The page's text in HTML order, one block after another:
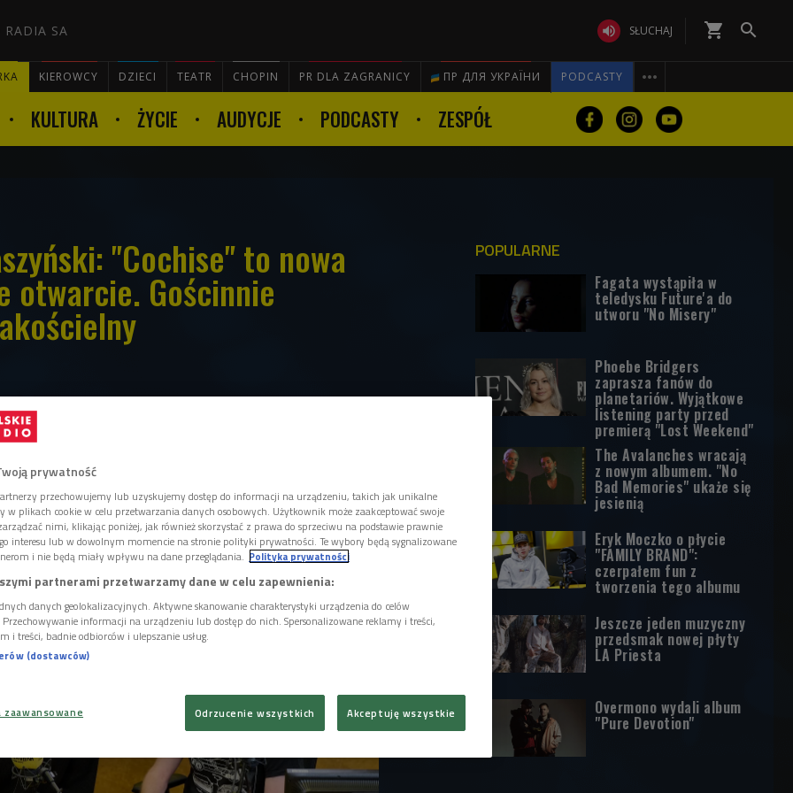
RADIA SA  SŁUCHAJ shopping_cart 
KIEROWCY DZIECI TEATR CHOPIN PR DLA ZAGRANICY ПР ДЛЯ УКРАЇНИ PODCASTY 

KULTURA ŻYCIE AUDYCJE PODCASTY ZESPÓŁ
"Cochise" to nowa
otwarcie. Gościnnie
zmianach składu zespół Cochise wraca z
krążkiem. - To przełomowa płyta i
- mówi w Czwórce Paweł Małaszyński. Do
zaprosili Leszka Możdżera, w jednym z
aktor Maciek Zakościelny.
POPULARNE
Fagata wystąpiła w
teledysku Future'a do
utworu "No Misery"
Phoebe Bridgers
zaprasza fanów do
planetariów. Wyjątkowe
listening party przed
premierą "Lost Weekend"
The Avalanches wracają
z nowym albumem. "No
Bad Memories" ukaże się
jesienią
Eryk Moczko o płycie
"FAMILY BRAND":
czerpałem fun z
tworzenia tego albumu
Jeszcze jeden muzyczny
przedsmak nowej płyty
LA Priesta
Overmono wydali album
"Pure Devotion"
prywatność
przechowujemy lub uzyskujemy dostęp do informacji na urządzeniu, takich jak unikalne
w plikach cookie w celu przetwarzania danych osobowych. Użytkownik może zaakceptować swoje
nimi, klikając poniżej, jak również skorzystać z prawa do sprzeciwu na podstawie prawnie
interesu lub w dowolnym momencie na stronie polityki prywatności. Te wybory będą sygnalizowane
i nie będą miały wpływu na dane przeglądania. Polityka prywatności
partnerami przetwarzamy dane w celu zapewnienia:
danych geolokalizacyjnych. Aktywne skanowanie charakterystyki urządzenia do celów
informacji na urządzeniu lub dostęp do nich. Spersonalizowane reklamy i treści,
i treści, badnie odbiorców i ulepszanie usług.
(dostawców)
Odrzucenie wszystkich Akceptuję wszystkie